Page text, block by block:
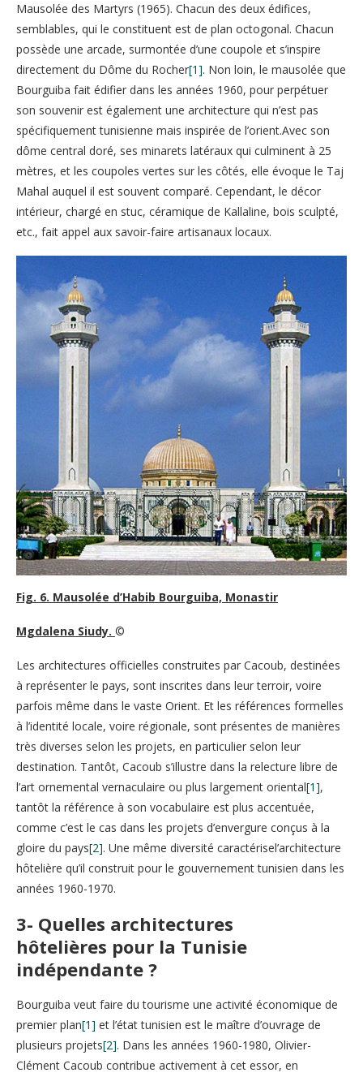
Mausolée des Martyrs (1965). Chacun des deux édifices,
semblables, qui le constituent est de plan octogonal. Chacun
possède une arcade, surmontée d’une coupole et s’inspire
directement du Dôme du Rocher[1]. Non loin, le mausolée que
Bourguiba fait édifier dans les années 1960, pour perpétuer
son souvenir est également une architecture qui n’est pas
spécifiquement tunisienne mais inspirée de l’orient.Avec son
dôme central doré, ses minarets latéraux qui culminent à 25
mètres, et les coupoles vertes sur les côtés, elle évoque le Taj
Mahal auquel il est souvent comparé. Cependant, le décor
intérieur, chargé en stuc, céramique de Kallaline, bois sculpté,
etc., fait appel aux savoir-faire artisanaux locaux.
Fig. 6. Mausolée d’Habib Bourguiba, Monastir
Mgdalena Siudy. ©
Les architectures officielles construites par Cacoub, destinées
à représenter le pays, sont inscrites dans leur terroir, voire
parfois même dans le vaste Orient. Et les références formelles
à l’identité locale, voire régionale, sont présentes de manières
très diverses selon les projets, en particulier selon leur
destination. Tantôt, Cacoub s’illustre dans la relecture libre de
l’art ornemental vernaculaire ou plus largement oriental[1],
tantôt la référence à son vocabulaire est plus accentuée,
comme c’est le cas dans les projets d’envergure conçus à la
gloire du pays[2]. Une même diversité caractérisel’architecture
hôtelière qu’il construit pour le gouvernement tunisien dans les
années 1960-1970.
3- Quelles architectures
hôtelières pour la Tunisie
indépendante ?
Bourguiba veut faire du tourisme une activité économique de
premier plan[1] et l’état tunisien est le maître d’ouvrage de
plusieurs projets[2]. Dans les années 1960-1980, Olivier-
Clément Cacoub contribue activement à cet essor, en